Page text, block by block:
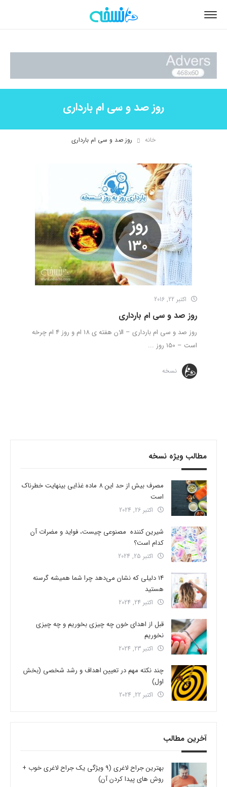
روز صد و سی ام بارداری
خانه روز صد و سی ام بارداری
اکتبر 22, 2016
روز صد و سی ام بارداری
روز صد و سی ام بارداری – الان هفته ی 18 ام و روز 4 ام چرخه
است – 150 روز ...
نسخه
مطالب ویژه نسخه
مصرف بیش از حد این 8 ماده غذایی بینهایت خطرناک
است
اکتبر 26, 2024
شیرین کننده مصنوعی چیست، فواید و مضرات آن
کدام است؟
اکتبر 25, 2024
14 دلیلی که نشان می‌دهد چرا شما همیشه گرسنه
هستید
اکتبر 24, 2024
قبل از اهدای خون چه چیزی بخوریم و چه چیزی
نخوریم
اکتبر 23, 2024
چند نکته مهم در تعیین اهداف و رشد شخصی (بخش
اول)
اکتبر 22, 2024
آخرین مطالب
بهترین جراح لاغری (9 ویژگی یک جراح لاغری خوب +
روش های پیدا کردن آن)